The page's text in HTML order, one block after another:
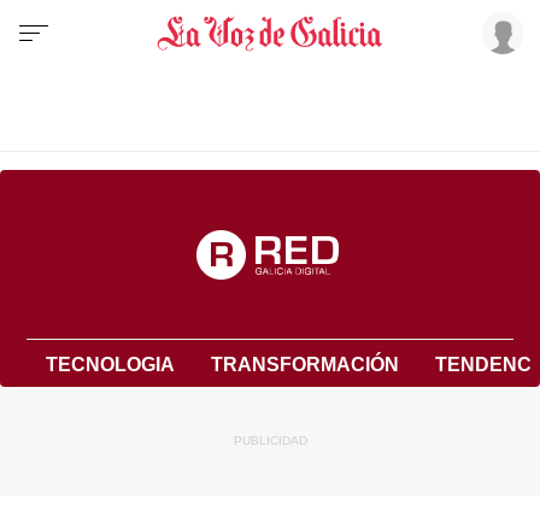
TECNOLOGIA TRANSFORMACIÓN